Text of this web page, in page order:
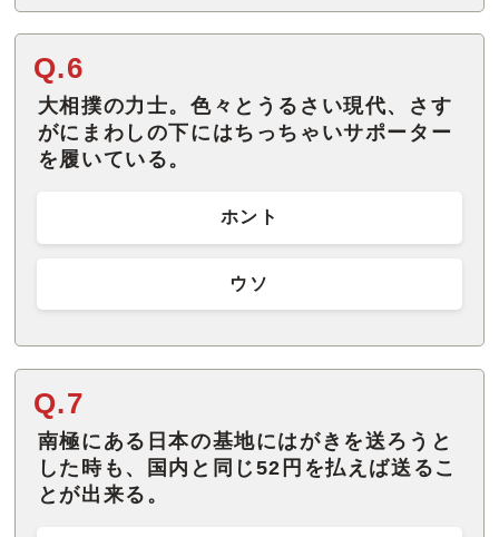
Q.6
大相撲の力士。色々とうるさい現代、さす
がにまわしの下にはちっちゃいサポーター
を履いている。
ホント
ウソ
Q.7
南極にある日本の基地にはがきを送ろうと
した時も、国内と同じ52円を払えば送るこ
とが出来る。